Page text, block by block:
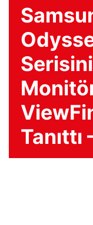
Tanıttı